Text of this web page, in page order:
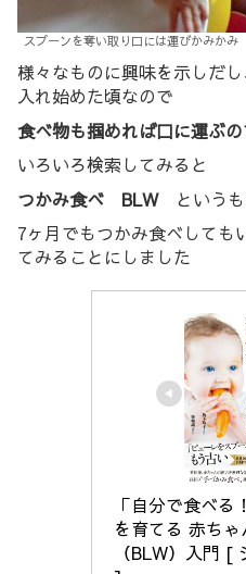
スプーンを奪い取り口には運びかみかみ
様々なものに興味を示しだ
入れ始めた頃なので
食べ物も掴めれば口に運ぶ
いろいろ検索してみると
つかみ食べ BLW という
7ヶ月でもつかみ食べしても
てみることにしました
「自分で食べる
を育てる 赤ち
（BLW）入門 [